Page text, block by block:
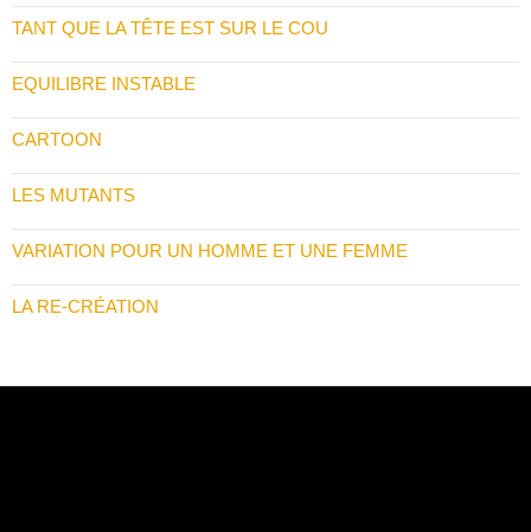
TANT QUE LA TÊTE EST SUR LE COU
EQUILIBRE INSTABLE
CARTOON
LES MUTANTS
VARIATION POUR UN HOMME ET UNE FEMME
LA RE-CRÉATION